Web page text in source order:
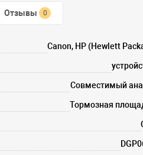
Отзывы 0
Canon, HP (Hewlett
Совместимый
Тормозная